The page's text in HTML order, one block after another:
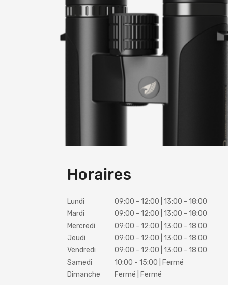
Horaires
Lundi
09:00 - 12:00 | 13:00 - 18:00
Mardi
09:00 - 12:00 | 13:00 - 18:00
Mercredi
09:00 - 12:00 | 13:00 - 18:00
Jeudi
09:00 - 12:00 | 13:00 - 18:00
Vendredi
09:00 - 12:00 | 13:00 - 18:00
Samedi
10:00 - 15:00 | Fermé
Dimanche
Fermé | Fermé